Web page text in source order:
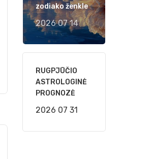
zodiako ženkle
2026 07 14
RUGPJŪČIO
ASTROLOGINĖ
PROGNOZĖ
2026 07 31